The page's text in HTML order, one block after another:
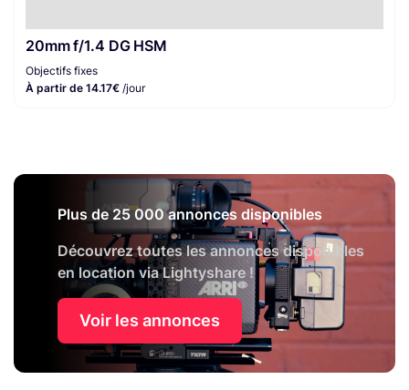
20mm f/1.4 DG HSM
Objectifs fixes
À partir de 14.17€ /jour
Plus de 25 000 annonces disponibles
Découvrez toutes les annonces disponibles
en location via Lightyshare !
Voir les annonces